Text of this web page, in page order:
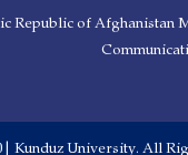
Republic of Afghanistan
Kunduz University. All